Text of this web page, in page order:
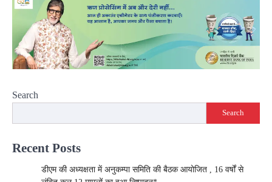
Search
Search
Recent Posts
डीएम की अध्यक्षता में अनुकम्पा समिति की बैठक आयोजित , 16 वर्षों से